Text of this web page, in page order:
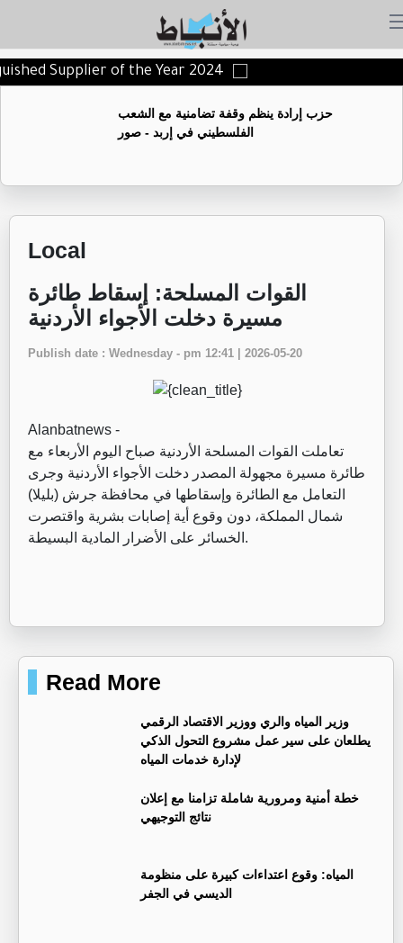
Supplier of the Year 2024
حزب إرادة ينظم وقفة تضامنية مع الشعب
الفلسطيني في إربد - صور
Local
القوات المسلحة: إسقاط طائرة
مسيرة دخلت الأجواء الأردنية
Publish date : Wednesday - pm 12:41 | 2026-05-20
Alanbatnews -
تعاملت القوات المسلحة الأردنية صباح اليوم الأربعاء مع
طائرة مسيرة مجهولة المصدر دخلت الأجواء الأردنية وجرى
التعامل مع الطائرة وإسقاطها في محافظة جرش (بليلا)
شمال المملكة، دون وقوع أية إصابات بشرية واقتصرت
الخسائر على الأضرار المادية البسيطة.
Read More
وزير المياه والري ووزير الاقتصاد الرقمي
يطلعان على سير عمل مشروع التحول الذكي
لإدارة خدمات المياه
خطة أمنية ومرورية شاملة تزامنا مع إعلان
نتائج التوجيهي
المياه: وقوع اعتداءات كبيرة على منظومة
الديسي في الجفر